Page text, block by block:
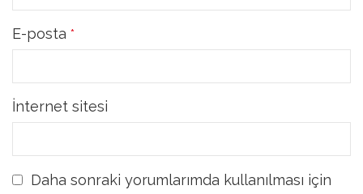
E-posta *
İnternet sitesi
Daha sonraki yorumlarımda kullanılması için